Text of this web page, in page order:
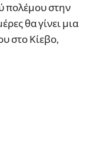
πολέμου στην
θα γίνει μια
στο Κίεβο,